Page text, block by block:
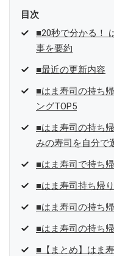
目次
■20秒で分かる！
事を要約
■最近の更新内容
■はま寿司の持ち
ングTOP5
■はま寿司の持ち
みの寿司を自分で
■はま寿司で持ち
■はま寿司持ち帰
■はま寿司の持ち
■はま寿司の持ち
■【まとめ】はま